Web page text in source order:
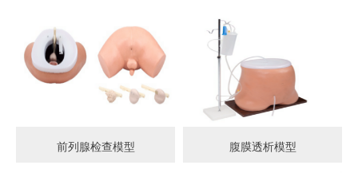
前列腺检查模型 腹膜透析模型